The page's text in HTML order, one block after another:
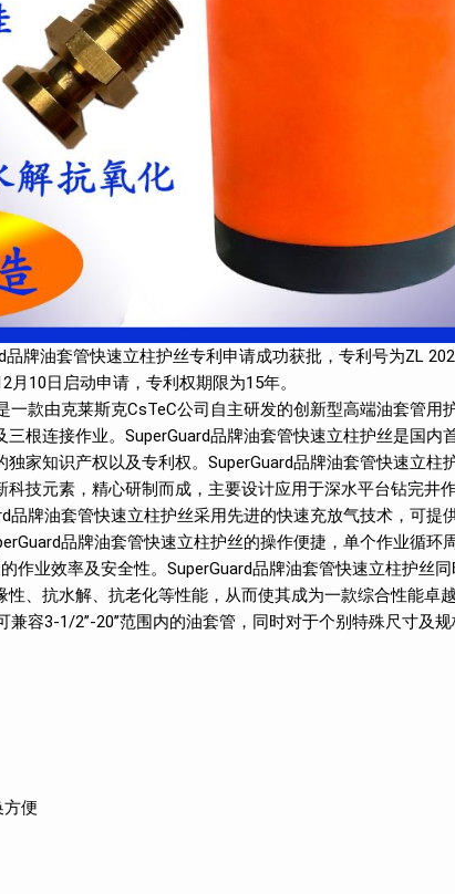
牌油套管快速立柱护丝专利申请成功获批，专利号为ZL
10日启动申请，专利权期限为15年。
一款由克莱斯克CsTeC公司自主研发的创新型高端油套管用
根连接作业。SuperGuard品牌油套管快速立柱护丝是国内
家知识产权以及专利权。SuperGuard品牌油套管快速立柱
技元素，精心研制而成，主要设计应用于深水平台钻完井
品牌油套管快速立柱护丝采用先进的快速充放气技术，可提
品牌油套管快速立柱护丝的操作便捷，单个作业循环
作业效率及安全性。SuperGuard品牌油套管快速立柱护丝
、抗水解、抗老化等性能，从而使其成为一款综合性能卓越
容3-1/2’’-20’’范围内的油套管，同时对于个别特殊尺寸及规
便